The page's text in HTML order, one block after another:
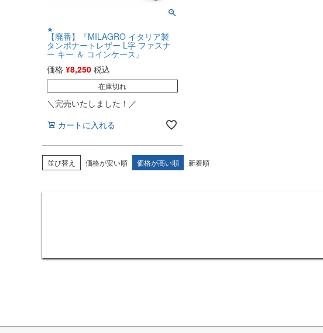
★
【廃番】『MILAGRO イタリア製
タンポナートレザー L字 ファスナ
ー キー ＆ コインケース』
価格 ¥8,250 税込
在庫切れ
＼完売いたしました！／
カートに入れる
並び替え 価格が安い順 価格が高い順 新着順